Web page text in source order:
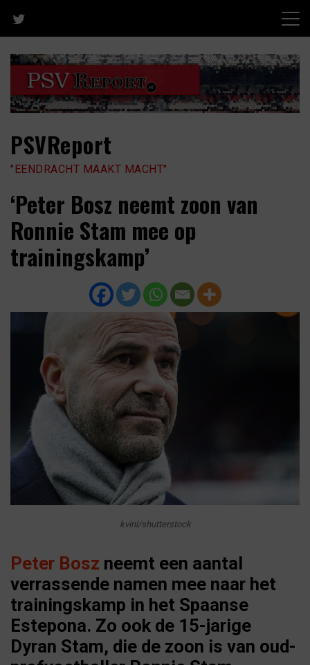
content
PSVReport
"EENDRACHT MAAKT MACHT"
‘Peter Bosz neemt zoon van
Ronnie Stam mee op
trainingskamp’
kvinl/shutterstock
Peter Bosz neemt een aantal
verrassende namen mee naar het
trainingskamp in het Spaanse
Estepona. Zo ook de 15-jarige
Dyran Stam, die de zoon is van oud-